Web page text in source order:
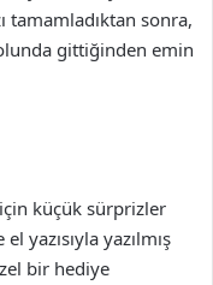
tamamladıktan sonra,
gittiğinden emin
küçük sürprizler
yazısıyla yazılmış
bir hediye